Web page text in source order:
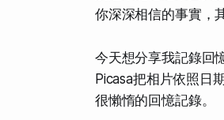
你深深相信的事實，
今天想分享我記錄回
Picasa把相片依照日
很懶惰的回憶記錄。